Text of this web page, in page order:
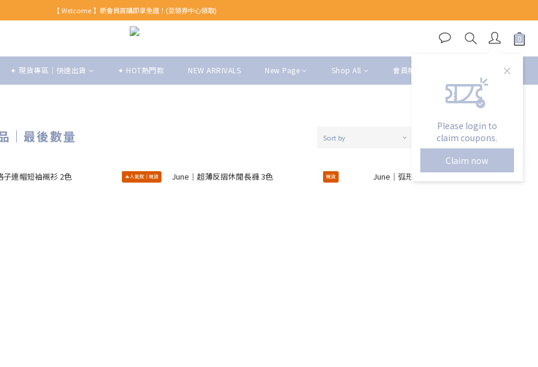
【 Welcome 】新會員首購即享免運！(至領券中心領取)
【 Welcome 】新會員首購即享免運！(至領券中心領取)
全館消費滿999免運！
Please login to
claim coupons.
Claim now
✦ 現貨專區｜快速出貨 ✦ HOT熱門款 NEW ARRIVALS New Page Shop All 會員權益
｜最後數量 Sort by 24 Items per page
🔥人氣款｜現貨 現貨